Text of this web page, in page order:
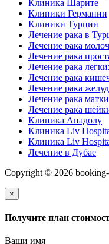
Клиника Шарите
Клиники Германии
Клиники Турции
Лечение рака в
Лечение рака
Лечение рака
Лечение рака
Лечение рака
Лечение рака
Лечение рака
Лечение рака
Клиника Анадолу
Клиника Liv
Клиника Liv
Лечение в Дубае
Copyright © 2026
×
Получите план
Ваши имя